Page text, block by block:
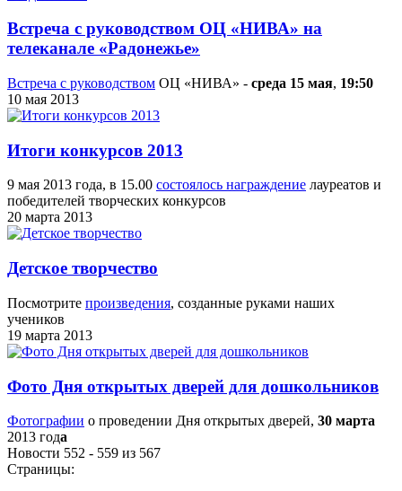
Встреча с руководством ОЦ «НИВА» на
телеканале «Радонежье»
Встреча с руководством ОЦ «НИВА» - среда 15 мая, 19:50
10 мая 2013
Итоги конкурсов 2013
9 мая 2013 года, в 15.00 состоялось награждение лауреатов и
победителей творческих конкурсов
20 марта 2013
Детское творчество
Посмотрите произведения, созданные руками наших
учеников
19 марта 2013
Фото Дня открытых дверей для дошкольников
Фотографии о проведении Дня открытых дверей, 30 марта
2013 года
Новости 552 - 559 из 567
Страницы: